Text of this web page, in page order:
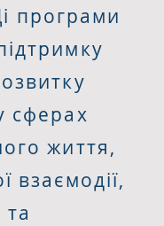
програми
сферах
життя,
взаємодії,